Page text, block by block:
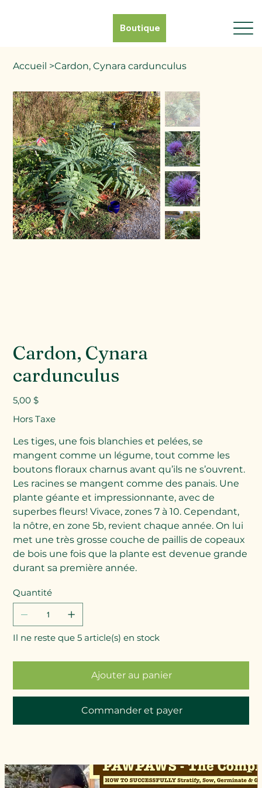
Boutique
Accueil >Cardon, Cynara cardunculus
Cardon, Cynara
cardunculus
Prix
5,00 $
Hors Taxe
Les tiges, une fois blanchies et pelées, se
mangent comme un légume, tout comme les
boutons floraux charnus avant qu’ils ne s’ouvrent.
Les racines se mangent comme des panais. Une
plante géante et impressionnante, avec de
superbes fleurs! Vivace, zones 7 à 10. Cependant,
la nôtre, en zone 5b, revient chaque année. On lui
met une très grosse couche de paillis de copeaux
de bois une fois que la plante est devenue grande
durant sa première année.
Quantité
Il ne reste que 5 article(s) en stock
Ajouter au panier
Commander et payer